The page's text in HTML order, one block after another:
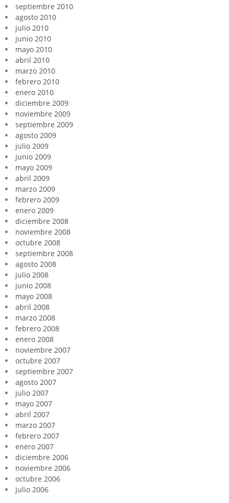
septiembre 2010
agosto 2010
julio 2010
junio 2010
mayo 2010
abril 2010
marzo 2010
febrero 2010
enero 2010
diciembre 2009
noviembre 2009
septiembre 2009
agosto 2009
julio 2009
junio 2009
mayo 2009
abril 2009
marzo 2009
febrero 2009
enero 2009
diciembre 2008
noviembre 2008
octubre 2008
septiembre 2008
agosto 2008
julio 2008
junio 2008
mayo 2008
abril 2008
marzo 2008
febrero 2008
enero 2008
noviembre 2007
octubre 2007
septiembre 2007
agosto 2007
julio 2007
mayo 2007
abril 2007
marzo 2007
febrero 2007
enero 2007
diciembre 2006
noviembre 2006
octubre 2006
julio 2006